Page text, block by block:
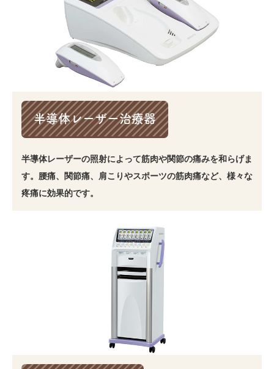
半導体レーザー治療器
半導体レーザーの照射によって筋肉や関節の痛みを和らげま
す。腰痛、関節痛、肩こりやスポーツの筋肉痛など、様々な
疼痛に効果的です。